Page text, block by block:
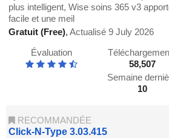
plus intelligent, Wise soins 365 v3
facile et une meil
Gratuit (Free),Actualisé 9 July 2026
Évaluation
58,507
Semaine
10
RECOMMANDÉE
Click-N-Type 3.03.415